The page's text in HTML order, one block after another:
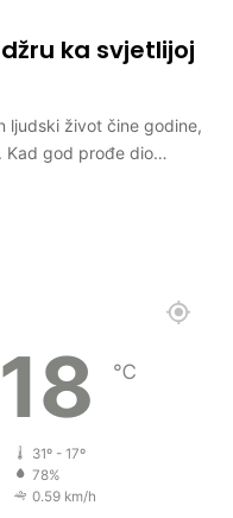
ka svjetlijoj
ljudski život čine godine,
Kad god prođe dio…
18 ℃
31º - 17º
78%
0.59 km/h